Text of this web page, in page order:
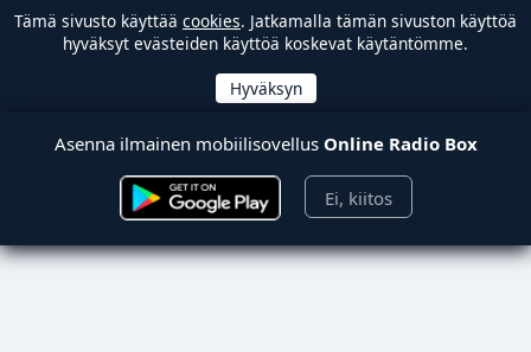
Tämä sivusto käyttää cookies. Jatkamalla tämän sivuston käyttöä
hyväksyt evästeiden käyttöä koskevat käytäntömme.
Asenna ilmainen mobiilisovellus Online Radio Box
Ei, kiitos